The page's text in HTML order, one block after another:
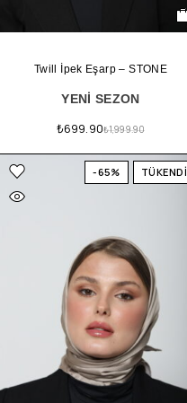
Twill İpek Eşarp – STONE
YENİ SEZON
₺1,999.90
₺699.90
-65% TÜKENDİ